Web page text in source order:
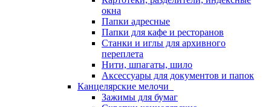
окна
Папки адресные
Папки для кафе и ресторанов
Станки и иглы для архивного
переплета
Нити, шпагаты, шило
Аксессуары для документов и папок
Канцелярские мелочи
Зажимы для бумаг